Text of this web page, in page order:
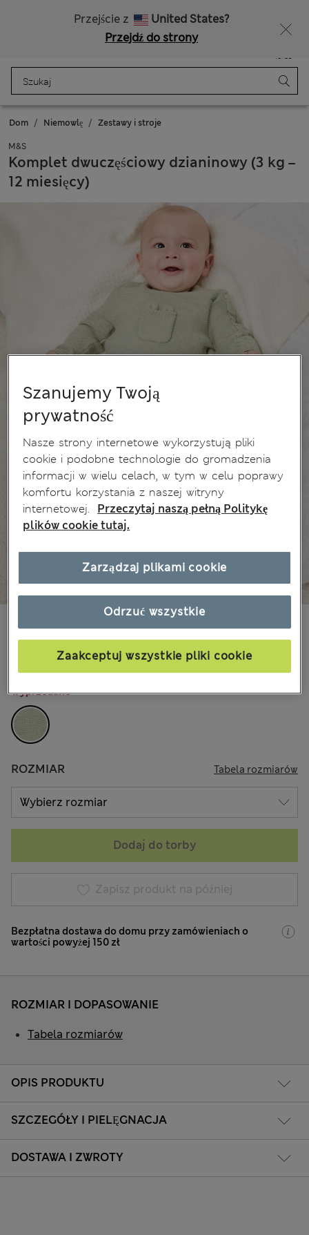
Przejście z
United States?
Przejdź do strony
Torba
Dom Niemowlę Zestawy i stroje
M&S
Komplet dwuczęściowy dzianinowy (3 kg –
12 miesięcy)
zł105,00
KOLOR: Zielony
Wyprzedane
ROZMIAR Tabela rozmiarów
Dodaj do torby
Zapisz produkt na później
Bezpłatna dostawa do domu przy zamówieniach o
wartości powyżej 150 zł
OPIS PRODUKTU
SZCZEGÓŁY I PIELĘGNACJA
DOSTAWA I ZWROTY
ROZMIAR I DOPASOWANIE
Tabela rozmiarów
Szanujemy Twoją
prywatność
Nasze strony internetowe wykorzystują pliki
cookie i podobne technologie do gromadzenia
informacji w wielu celach, w tym w celu poprawy
komfortu korzystania z naszej witryny
internetowej.
Przeczytaj naszą pełną Politykę
plików cookie tutaj.
Odrzuć wszystkie
Zaakceptuj wszystkie pliki cookie
Zarządzaj plikami cookie